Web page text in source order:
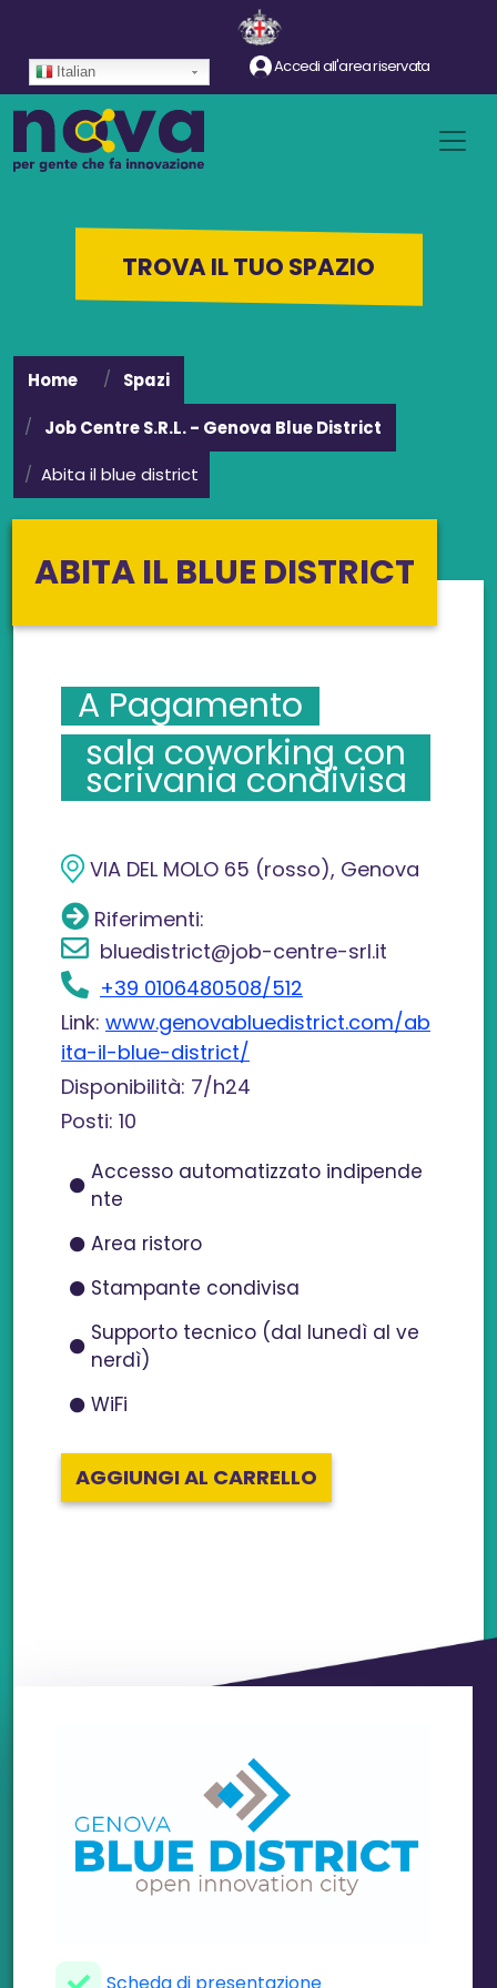
Salta al contenuto principale
Italian Accedi all'area riservata
TROVA IL TUO SPAZIO
Home Spazi
Job Centre S.R.L. - Genova Blue District
Abita il blue district
ABITA IL BLUE DISTRICT
A Pagamento
sala coworking con
scrivania condivisa
VIA DEL MOLO 65 (rosso), Genova
Riferimenti:
bluedistrict@job-centre-srl.it
+39 0106480508/512
Link: www.genovabluedistrict.com/ab
ita-il-blue-district/
Disponibilità: 7/h24
Posti: 10
Accesso automatizzato indipende
nte
Area ristoro
Stampante condivisa
Supporto tecnico (dal lunedì al ve
nerdì)
WiFi
AGGIUNGI AL CARRELLO